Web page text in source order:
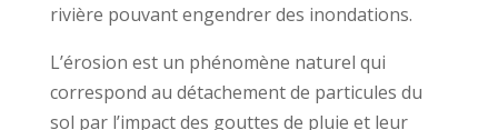
rivière pouvant engendrer des inondations.
L’érosion est un phénomène naturel qui
correspond au détachement de particules du
sol par l’impact des gouttes de pluie et leur